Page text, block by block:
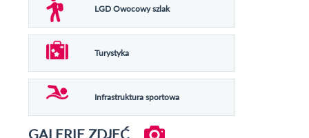
LGD Owocowy szlak
Turystyka
Infrastruktura sportowa
GALERIE ZDJĘĆ